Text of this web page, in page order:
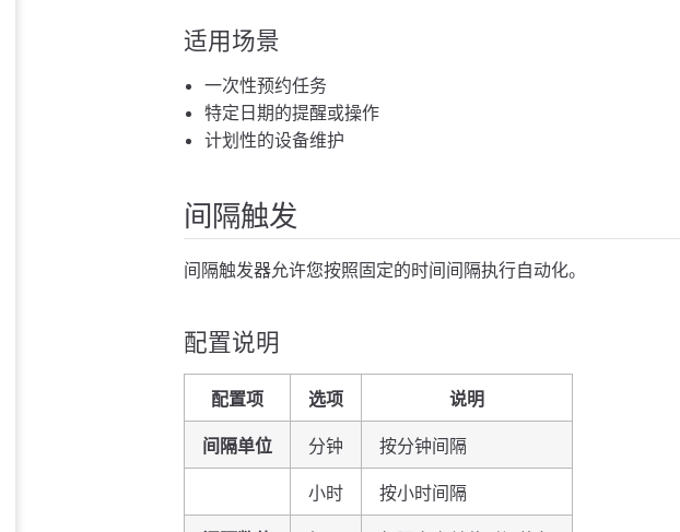
适用场景
一次性预约任务
特定日期的提醒或操作
计划性的设备维护
间隔触发
间隔触发器允许您按照固定的时间间隔执行自动化。
配置说明
配置项 选项 说明
间隔单位 分钟 按分钟间隔
小时 按小时间隔